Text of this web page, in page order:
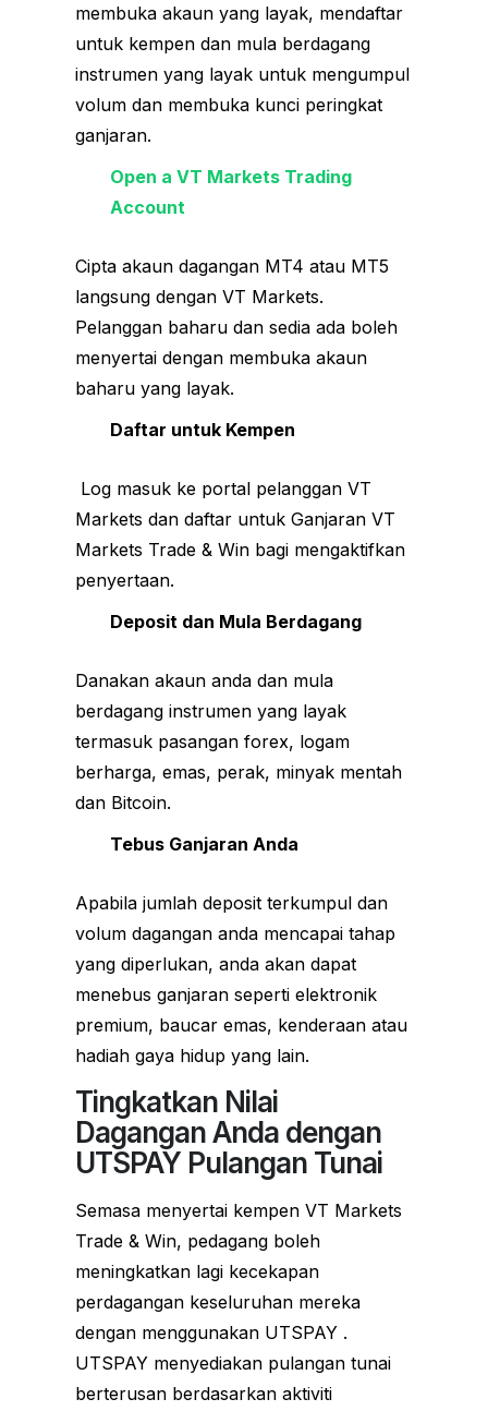
membuka akaun yang layak, mendaftar
untuk kempen dan mula berdagang
instrumen yang layak untuk mengumpul
volum dan membuka kunci peringkat
ganjaran.
Open a VT Markets Trading
Account
Cipta akaun dagangan MT4 atau MT5
langsung dengan VT Markets.
Pelanggan baharu dan sedia ada boleh
menyertai dengan membuka akaun
baharu yang layak.
Daftar untuk Kempen
Log masuk ke portal pelanggan VT
Markets dan daftar untuk Ganjaran VT
Markets Trade & Win bagi mengaktifkan
penyertaan.
Deposit dan Mula Berdagang
Danakan akaun anda dan mula
berdagang instrumen yang layak
termasuk pasangan forex, logam
berharga, emas, perak, minyak mentah
dan Bitcoin.
Tebus Ganjaran Anda
Apabila jumlah deposit terkumpul dan
volum dagangan anda mencapai tahap
yang diperlukan, anda akan dapat
menebus ganjaran seperti elektronik
premium, baucar emas, kenderaan atau
hadiah gaya hidup yang lain.
Tingkatkan Nilai
Dagangan Anda dengan
UTSPAY Pulangan Tunai
Semasa menyertai kempen VT Markets
Trade & Win, pedagang boleh
meningkatkan lagi kecekapan
perdagangan keseluruhan mereka
dengan menggunakan UTSPAY .
UTSPAY menyediakan pulangan tunai
berterusan berdasarkan aktiviti